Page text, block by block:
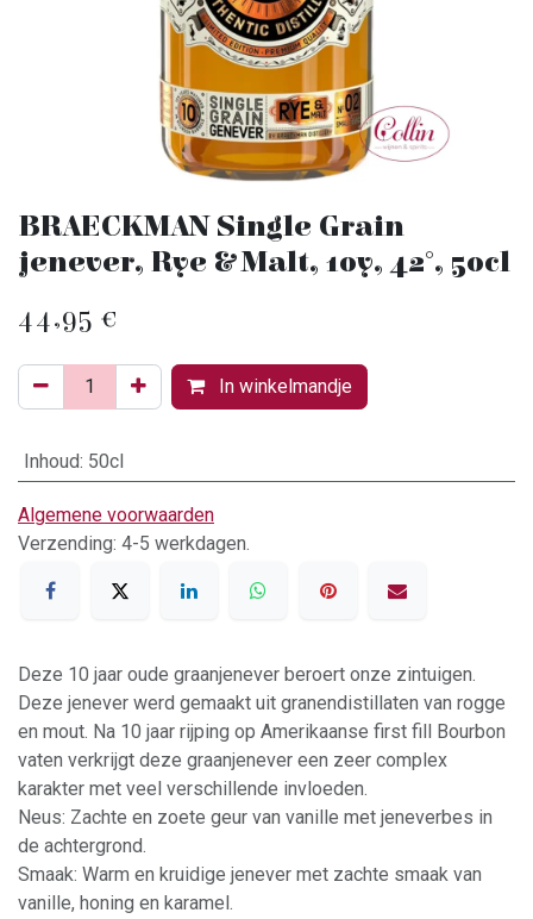
BRAECKMAN Single Grain
jenever, Rye & Malt, 10y, 42°, 50cl
44,95 €
In winkelmandje
Inhoud: 50cl
Algemene voorwaarden
Verzending: 4-5 werkdagen.
Deze 10 jaar oude graanjenever beroert onze zintuigen.
Deze jenever werd gemaakt uit granendistillaten van rogge
en mout. Na 10 jaar rijping op Amerikaanse first fill Bourbon
vaten verkrijgt deze graanjenever een zeer complex
karakter met veel verschillende invloeden.
Neus: Zachte en zoete geur van vanille met jeneverbes in
de achtergrond.
Smaak: Warm en kruidige jenever met zachte smaak van
vanille, honing en karamel.